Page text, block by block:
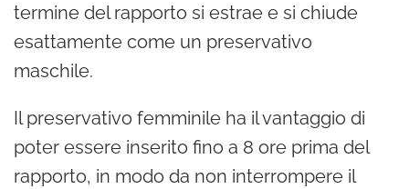
termine del rapporto si estrae e si chiude
esattamente come un preservativo
maschile.
Il preservativo femminile ha il vantaggio di
poter essere inserito fino a 8 ore prima del
rapporto, in modo da non interrompere il